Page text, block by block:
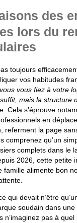
des
lors du
toujours
vos habitudes
vous fiez à votre
mais la structure
. Cela s’éprouve
en
referment la page
comprenez qu’un
complets dans le
2026, cette petite
famille alimente bon
qui devait n’être
soudain dans une
n’imaginez pas à